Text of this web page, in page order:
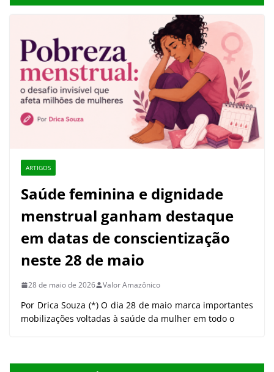
ARTIGOS
Saúde feminina e dignidade
menstrual ganham destaque
em datas de conscientização
neste 28 de maio
28 de maio de 2026 Valor Amazônico
Por Drica Souza (*) O dia 28 de maio marca importantes
mobilizações voltadas à saúde da mulher em todo o